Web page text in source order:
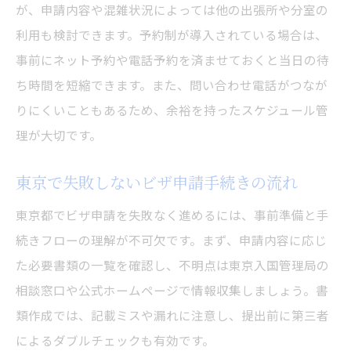
東京都のビザ申請で書類を整えるポイント
ビザ申請時の相談方法と問い合わせのコツ
ビザ申請を自分で進めるための実践ガイド
東京都で自己完結型ビザ申請のポイント
ビザ申請の流れと自己解決のノウハウ
東京都で自分で完了するビザ申請の手順
が、申請内容や混雑状況によっては他の出張所や分室の
利用も検討できます。予約制が導入されている場合は、
事前にネット予約や電話予約を済ませておくと当日の待
ち時間を短縮できます。また、問い合わせ電話がつなが
りにくいこともあるため、余裕を持ったスケジュール管
理が大切です。
東京で失敗しないビザ申請手続きの流れ
東京都でビザ申請を失敗なく進めるには、事前準備と手
続きフローの理解が不可欠です。まず、申請内容に応じ
た必要書類の一覧を確認し、不明点は東京入国管理局の
相談窓口や公式ホームページで情報収集しましょう。書
類作成では、記載ミスや漏れに注意し、提出前に第三者
によるダブルチェックも有効です。